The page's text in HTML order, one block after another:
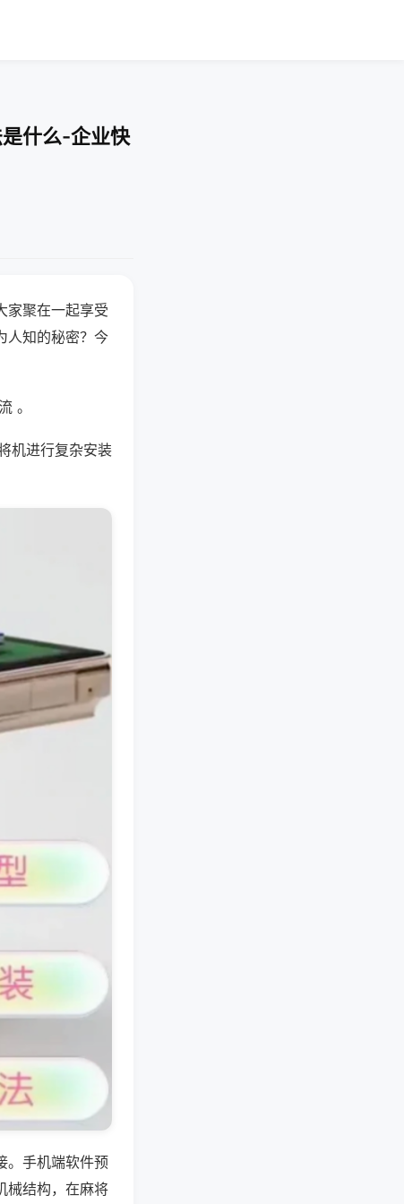
什么-企业快
家聚在一起享受
人知的秘密？今
。
机进行复杂安装
。手机端软件预
械结构，在麻将